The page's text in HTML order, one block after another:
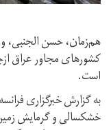
هم‌زمان، حسن الجنبی،
کشورهای مجاور عراق
است.
به گزارش خبرگزاری
خشکسالی و گرمایش